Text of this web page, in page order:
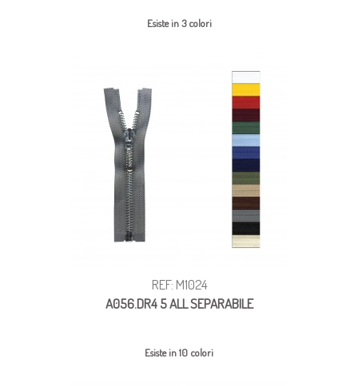
Esiste in 3 colori
REF: M1024
A056.DR4 5 ALL SEPARABILE
Esiste in 10 colori